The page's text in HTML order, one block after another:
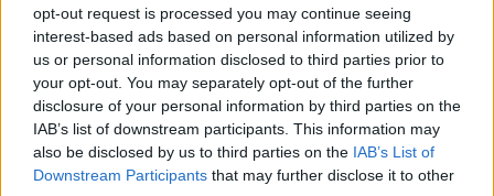
opt-out request is processed you may continue seeing
interest-based ads based on personal information utilized by
us or personal information disclosed to third parties prior to
your opt-out. You may separately opt-out of the further
disclosure of your personal information by third parties on the
IAB’s list of downstream participants. This information may
also be disclosed by us to third parties on the IAB’s List of
Downstream Participants that may further disclose it to other